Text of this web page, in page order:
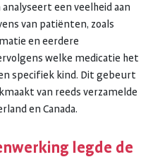
een veelheid aan
van patiënten, zoals
en eerdere
welke medicatie het
specifiek kind. Dit gebeurt
van reeds verzamelde
en Canada.
legde de